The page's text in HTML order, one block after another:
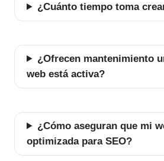
¿Cuánto tiempo toma
¿Ofrecen mantenimiento
web está activa?
¿Cómo aseguran que mi
optimizada para SEO?